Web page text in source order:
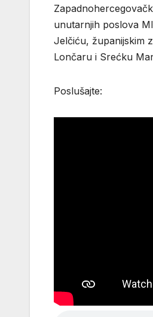
unutarnjih poslova
Jelčiću, županijskim
Lončaru i Srećku
Poslušajte: